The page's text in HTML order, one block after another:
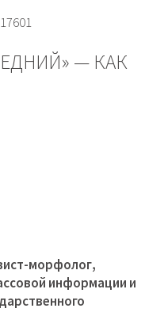
— КАК
морфолог,
информации и